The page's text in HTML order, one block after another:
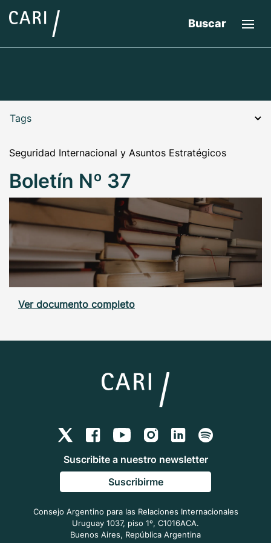
Buscar
Seguridad Internacional y Asuntos Estratégicos
Boletín Nº 37
Ver documento completo
Tags
Consejo Argentino para las Relaciones Internacionales
Uruguay 1037, piso 1º, C1016ACA.
Buenos Aires, República Argentina
Suscribite a nuestro newsletter
Suscribirme